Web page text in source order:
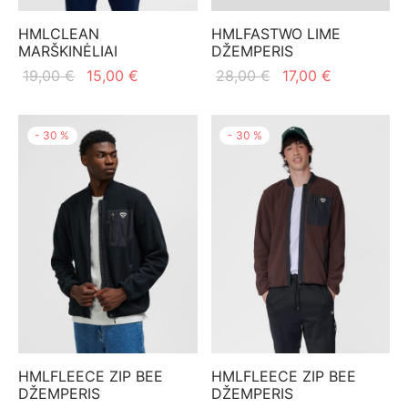
HMLCLEAN
MARŠKINĖLIAI
19,00€
Original
was:
19,00 €.
15,00 €
15,00 €.
HMLFASTWO LIME
DŽEMPERIS
28,00€
Original
was:
28,00 €.
17,00 €
is:
- 30 %
HMLFLEECE ZIP BEE
DŽEMPERIS
- 30 %
HMLFLEECE ZIP BEE
DŽEMPERIS